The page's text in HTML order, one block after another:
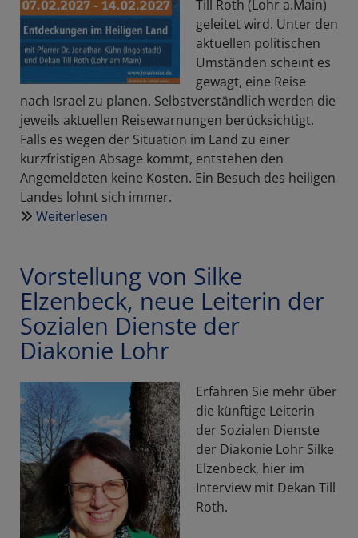
Till Roth (Lohr a.Main)
geleitet wird. Unter den
aktuellen politischen
Umständen scheint es
gewagt, eine Reise
nach Israel zu planen. Selbstverständlich werden die
jeweils aktuellen Reisewarnungen berücksichtigt.
Falls es wegen der Situation im Land zu einer
kurzfristigen Absage kommt, entstehen den
Angemeldeten keine Kosten. Ein Besuch des heiligen
Landes lohnt sich immer.
Weiterlesen
2027
Vorstellung von Silke
Elzenbeck, neue Leiterin der
Sozialen Dienste der
Diakonie Lohr
Erfahren Sie mehr über
die künftige Leiterin
der Sozialen Dienste
der Diakonie Lohr Silke
Elzenbeck, hier im
Interview mit Dekan Till
Roth.